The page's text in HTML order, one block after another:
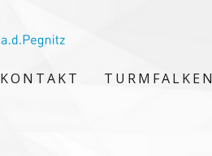
KONTAKT TURMFALKEN